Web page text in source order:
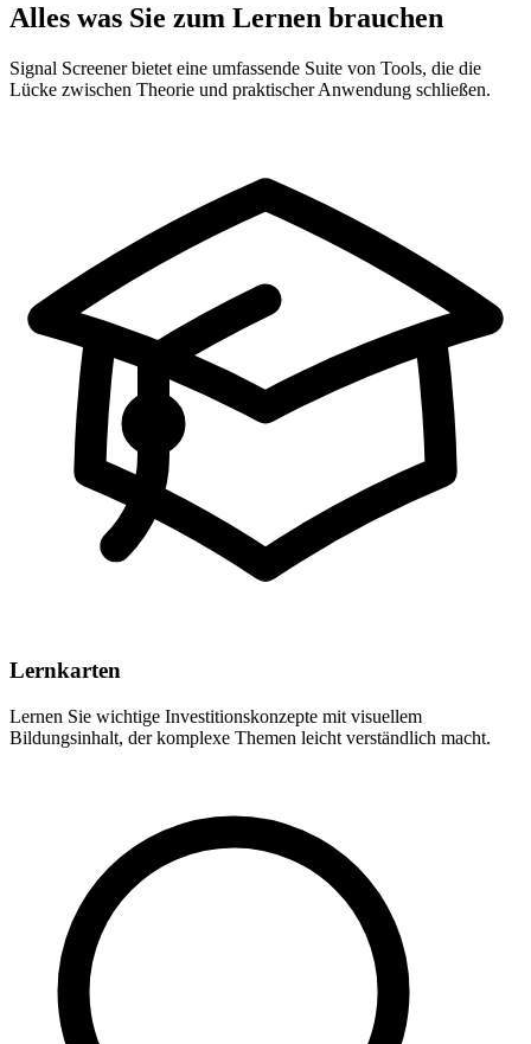
Alles was Sie zum Lernen brauchen
Signal Screener bietet eine umfassende Suite von Tools, die die
Lücke zwischen Theorie und praktischer Anwendung schließen.
Lernkarten
Lernen Sie wichtige Investitionskonzepte mit visuellem
Bildungsinhalt, der komplexe Themen leicht verständlich macht.